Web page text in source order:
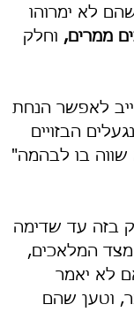
לא ימרוהו
ממרים, וחלק
לאפשר הנחת
הבזויים
בו לבהמה"
בזה עד שדימה
המלאכים,
לא יאמר
וטען שהם